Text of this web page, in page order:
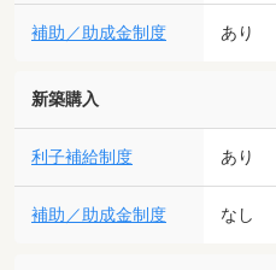
補助／助成金制度 あり
新築購入
利子補給制度 あり
補助／助成金制度 なし